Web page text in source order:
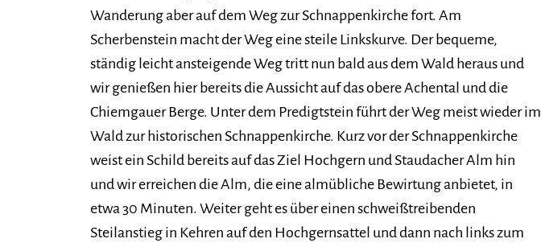
Wanderung aber auf dem Weg zur Schnappenkirche fort. Am
Scherbenstein macht der Weg eine steile Linkskurve. Der bequeme,
ständig leicht ansteigende Weg tritt nun bald aus dem Wald heraus und
wir genießen hier bereits die Aussicht auf das obere Achental und die
Chiemgauer Berge. Unter dem Predigtstein führt der Weg meist wieder im
Wald zur historischen Schnappenkirche. Kurz vor der Schnappenkirche
weist ein Schild bereits auf das Ziel Hochgern und Staudacher Alm hin
und wir erreichen die Alm, die eine almübliche Bewirtung anbietet, in
etwa 30 Minuten. Weiter geht es über einen schweißtreibenden
Steilanstieg in Kehren auf den Hochgernsattel und dann nach links zum